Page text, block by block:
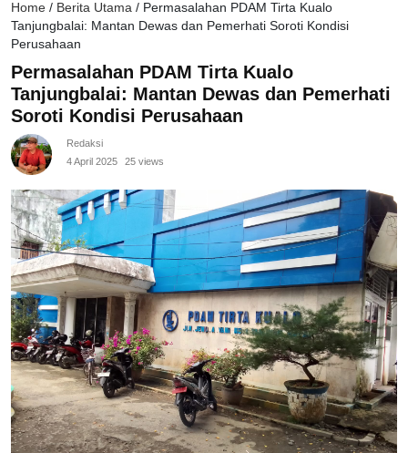
Home / Berita Utama / Permasalahan PDAM Tirta Kualo
Tanjungbalai: Mantan Dewas dan Pemerhati Soroti Kondisi
Perusahaan
Permasalahan PDAM Tirta Kualo
Tanjungbalai: Mantan Dewas dan Pemerhati
Soroti Kondisi Perusahaan
Redaksi
4 April 2025
25 views